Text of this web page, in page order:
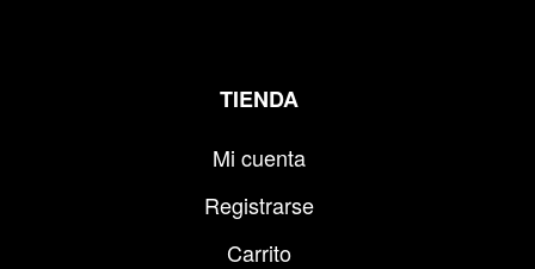
TIENDA
Mi cuenta
Registrarse
Carrito